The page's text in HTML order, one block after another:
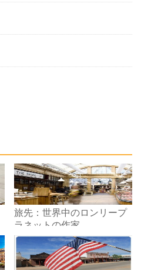
旅先：世界中のロンリープ
ラネットの作家